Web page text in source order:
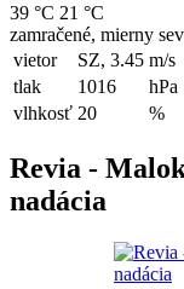
39 °C 21 °C
zamračené, mierny
vietor
SZ, 3.45 m/s
tlak
1016
hPa
vlhkosť 20 %
Revia -
nadácia